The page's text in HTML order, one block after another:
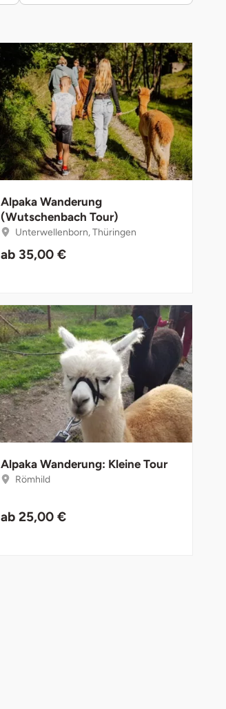
Alpaka Wanderung
(Wutschenbach Tour)
Unterwellenborn, Thüringen
ab 35,00 €
Alpaka Wanderung: Kleine Tour
Römhild
ab 25,00 €